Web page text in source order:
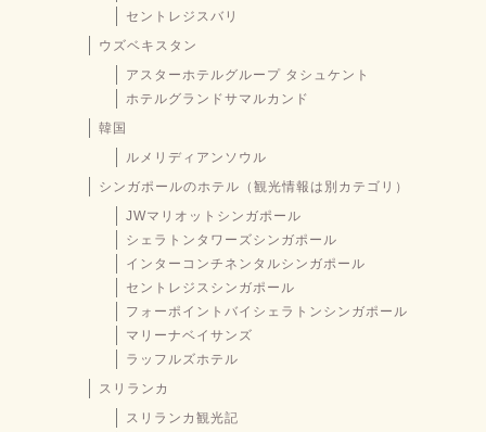
セントレジスバリ
ウズベキスタン
アスターホテルグループ タシュケント
ホテルグランドサマルカンド
韓国
ルメリディアンソウル
シンガポールのホテル（観光情報は別カテゴリ）
JWマリオットシンガポール
シェラトンタワーズシンガポール
インターコンチネンタルシンガポール
セントレジスシンガポール
フォーポイントバイシェラトンシンガポール
マリーナベイサンズ
ラッフルズホテル
スリランカ
スリランカ観光記